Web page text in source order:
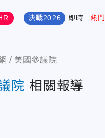
決戰2026 即時 熱門
美國參議院
院 相關報導